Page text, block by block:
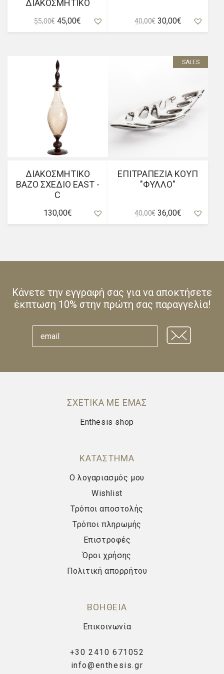
ΔΙΑΚΟΣΜΗΤΙΚΟ
55,00€ Original
45,00€
τρέχουσα
40,00€ Original
30,00€Η
τρέχουσα
30,00 €.
ΔΙΑΚΟΣΜΗΤΙΚΟ
ΒΑΖΟ ΣΧΕΔΙΟ EAST -
C
130,00€
SALES
ΕΠΙΤΡΑΠΕΖΙΑ ΚΟΥΠ
"ΦΥΛΛΟ"
40,00€ Original
36,00€Η
Κάνετε την εγγραφή σας για να αποκτήσετε
έκπτωση 10% στην πρώτη σας παραγγελία!
ΣΧΕΤΙΚΑ ΜΕ ΕΜΑΣ
Enthesis shop
ΚΑΤΑΣΤΗΜΑ
Ο λογαριασμός μου
Wishlist
Τρόποι αποστολής
Τρόποι πληρωμής
Επιστροφές
Όροι χρήσης
Πολιτική απορρήτου
ΒΟΗΘΕΙΑ
Επικοινωνία
+30 2410 671052
info@enthesis.gr